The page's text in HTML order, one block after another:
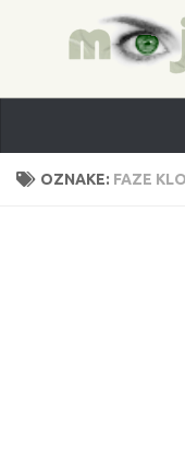
OZNAKE: FAZE